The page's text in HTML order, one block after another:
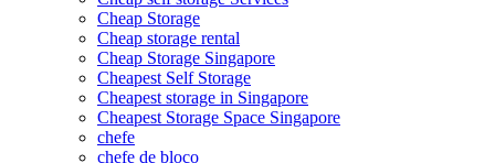
Cheap Storage
Cheap storage rental
Cheap Storage Singapore
Cheapest Self Storage
Cheapest storage in Singapore
Cheapest Storage Space Singapore
chefe
chefe de bloco